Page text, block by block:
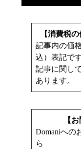
【消費税
記事内の価
込）表記で
記事に関し
あります。
【
Domaniへの
ら